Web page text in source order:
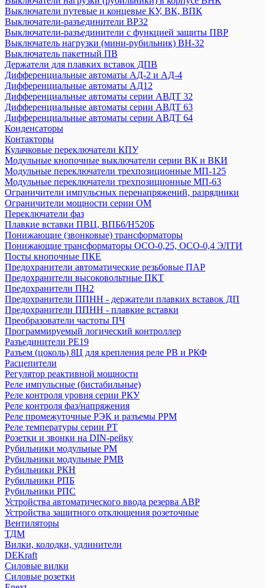
Ограничители перенапряжения ОПС1
Плавкие вставки
Преобразователи частот
Приставки выдержки времени
Приставки контактные ПКИ
Пускатели серии ПРК
Разъединители
Разъемы
Расцепители
Реле
Розетки и звонки на DIN-рейку
Таймер
УЗО ВД1-63
ТДМ
Авт. выключатели ВА-87
Авт. выключатели ВА-88,комплектующие
Авт. выключатели ВА-89, комплектующие
Авт. выключатели ВА 47-29
Авт. выключатели ВА 47-60
Авт. выключатели ВА 47-63
Авт. выключатели ВА 60-26
Авт.выключатели ВА 47-29Б
Автоматические выключатели АП50Б
Автоматические выключатели ВА 47-125
Автоматический выключатель ВА 47-100
Аппараты управления по времени (таймеры, реле времени)
Блоки автоматического ввода резерва БАВР
Выключатели дифференциальные (УЗО) ВД1-63
Выключатели дифференциальные ВД63 (электронные)
Выключатели кнопочные ВКН, КЕ
Выключатели нагрузки (рубильники) в корпусе ВНК
Выключатели путевые и концевые КУ, ВК, ВПК
Выключатели-разъединители ВР32
Выключатели-разъединители с функцией защиты ПВР
Выключатель нагрузки (мини-рубильник) ВН-32
Выключатель пакетный ПВ
Держатели для плавких вставок ДПВ
Дифференциальные автоматы АД-2 и АД-4
Дифференциальные автоматы АД12
Дифференциальные автоматы серии АВДТ 32
Дифференциальные автоматы серии АВДТ 63
Дифференциальные автоматы серии АВДТ 64
Конденсаторы
Контакторы
Кулачковые переключатели КПУ
Модульные кнопочные выключатели серии ВК и ВКИ
Выключатели путевые и концевые КУ, ВК, ВПК
Выключатели-разъединители ВР32
Выключатели-разъединители с функцией защиты ПВР
Выключатель нагрузки (мини-рубильник) ВН-32
Выключатель пакетный ПВ
Держатели для плавких вставок ДПВ
Дифференциальные автоматы АД-2 и АД-4
Дифференциальные автоматы АД12
Дифференциальные автоматы серии АВДТ 32
Дифференциальные автоматы серии АВДТ 63
Дифференциальные автоматы серии АВДТ 64
Конденсаторы
Контакторы
Кулачковые переключатели КПУ
Модульные кнопочные выключатели серии ВК и ВКИ
Модульные переключатели трехпозиционные МП-125
Модульные переключатели трехпозиционные МП-63
Ограничители импульсных перенапряжений, разрядники
Ограничители мощности серии ОМ
Переключатели фаз
Плавкие вставки ПВЦ, ВПБ6/H520Б
Понижающие (звонковые) трансформаторы
Понижающие трансформаторы ОСО-0,25, ОСО-0,4 ЭЛТИ
Посты кнопочные ПКЕ
Предохранители автоматические резьбовые ПАР
Предохранители высоковольтные ПКТ
Предохранители ПН2
Предохранители ППНН - держатели плавких вставок ДП
Предохранители ППНН - плавкие вставки
Преобразователи частоты ПЧ
Программируемый логический контроллер
Разъединители РЕ19
Разъем (цоколь) 8Ц для крепления реле РВ и РКФ
Расцепители
Регулятор реактивной мощности
Реле импульсные (бистабильные)
Реле контроля уровня серии РКУ
Реле контроля фаз/напряжения
Реле промежуточные РЭК и разъемы РРМ
Реле температуры серии РТ
Розетки и звонки на DIN-рейку
Рубильники модульные РМ
Рубильники модульные РМВ
Рубильники РКН
Рубильники РПБ
Рубильники РПС
Устройства автоматического ввода резерва АВР
Устройства защитного отклющения розеточные
Вентиляторы
ТДМ
Вилки, колодки, удлинители
DEKraft
Силовые вилки
Силовые розетки